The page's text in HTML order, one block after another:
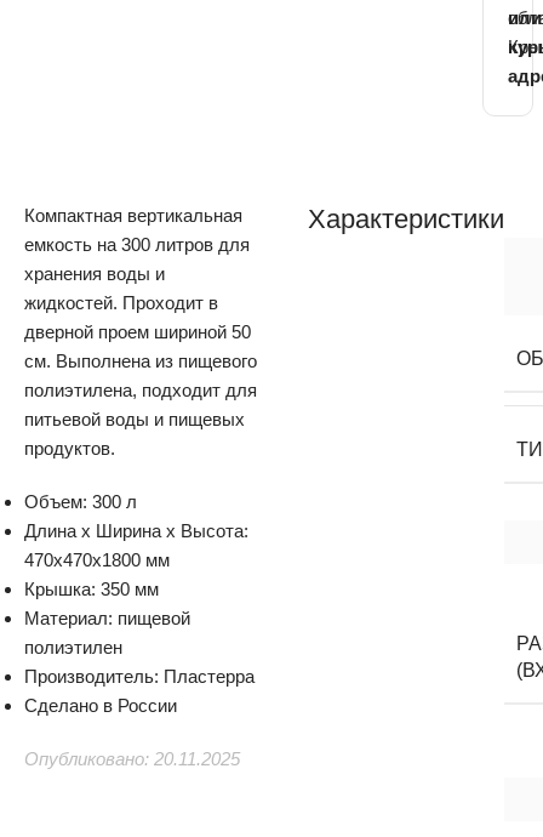
или
Компактная вертикальная
емкость на 300 литров для
хранения воды и
жидкостей. Проходит в
дверной проем шириной 50
см. Выполнена из пищевого
полиэтилена, подходит для
питьевой воды и пищевых
продуктов.
Объем: 300 л
Длина x Ширина x Высота:
470x470x1800 мм
Крышка: 350 мм
Материал: пищевой
полиэтилен
Производитель: Пластерра
Сделано в России
Опубликовано: 20.11.2025
Характеристики